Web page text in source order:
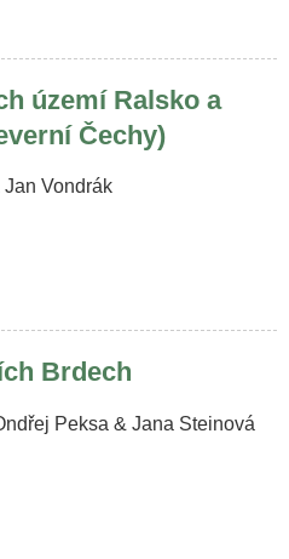
území Ralsko a
Čechy)
Vondrák
Brdech
Peksa & Jana Steinová